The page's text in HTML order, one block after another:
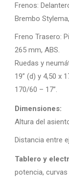
Frenos:
Brembo
Freno Trasero:
265 mm, ABS.
Ruedas y
19” (d) y 4,50 x
170/60 – 17”.
Dimensiones:
Altura del
Distancia entre
Tablero y
potencia,